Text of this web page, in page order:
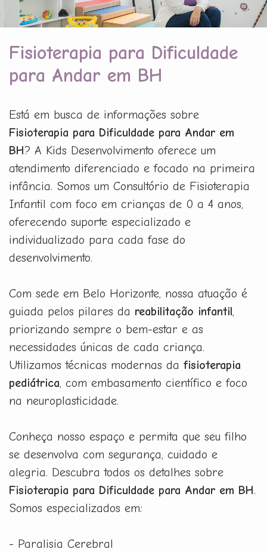
Fisioterapia para Dificuldade
para Andar em BH
Está em busca de informações sobre
Fisioterapia para Dificuldade para Andar em
BH? A Kids Desenvolvimento oferece um
atendimento diferenciado e focado na primeira
infância. Somos um Consultório de Fisioterapia
Infantil com foco em crianças de 0 a 4 anos,
oferecendo suporte especializado e
individualizado para cada fase do
desenvolvimento.
Com sede em Belo Horizonte, nossa atuação é
guiada pelos pilares da reabilitação infantil,
priorizando sempre o bem-estar e as
necessidades únicas de cada criança.
Utilizamos técnicas modernas da fisioterapia
pediátrica, com embasamento científico e foco
na neuroplasticidade.
Conheça nosso espaço e permita que seu filho
se desenvolva com segurança, cuidado e
alegria. Descubra todos os detalhes sobre
Fisioterapia para Dificuldade para Andar em BH.
Somos especializados em:
- Paralisia Cerebral